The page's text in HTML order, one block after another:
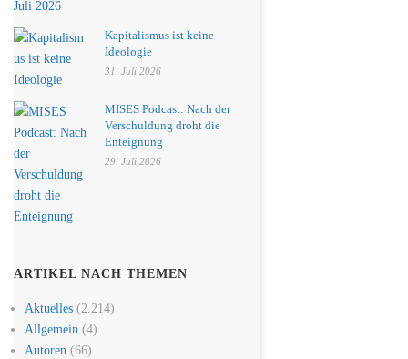
Kapitalismus ist keine
Ideologie
31. Juli 2026
MISES Podcast: Nach der
Verschuldung droht die
Enteignung
29. Juli 2026
ARTIKEL NACH THEMEN
Aktuelles(2.214)
Allgemein(4)
Autoren(66)